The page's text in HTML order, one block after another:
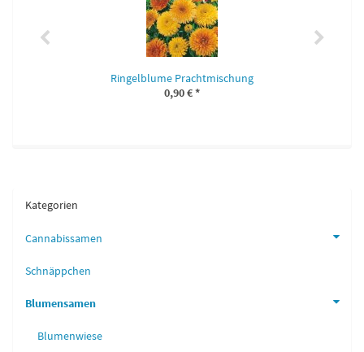
Ringelblume Prachtmischung
0,90 €*
Kategorien
Cannabissamen
Schnäppchen
Blumensamen
Blumenwiese